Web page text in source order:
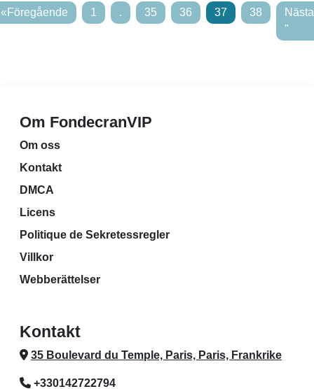
«Föregående 1 . 35 36 37 38
Nästa
"
Om FondecranVIP
Om oss
Kontakt
DMCA
Licens
Politique de Sekretessregler
Villkor
Webberättelser
Kontakt
35 Boulevard du Temple, Paris, Paris, Frankrike
+330142722794